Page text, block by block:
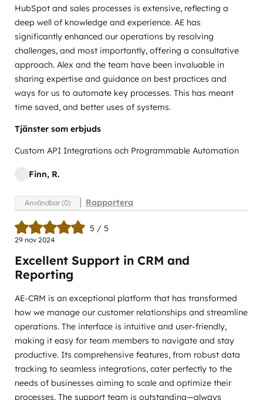
HubSpot and sales processes is extensive, reflecting a
deep well of knowledge and experience. AE has
significantly enhanced our operations by resolving
challenges, and most importantly, offering a consultative
approach. Alex and the team have been invaluable in
sharing expertise and guidance on best practices and
ways for us to automate key processes. This has meant
time saved, and better uses of systems.
Tjänster som erbjuds
Custom API Integrations och Programmable Automation
Finn, R.
Användbar (0) Rapportera
5 / 5
29 nov 2024
Excellent Support in CRM and
Reporting
AE-CRM is an exceptional platform that has transformed
how we manage our customer relationships and streamline
operations. The interface is intuitive and user-friendly,
making it easy for team members to navigate and stay
productive. Its comprehensive features, from robust data
tracking to seamless integrations, cater perfectly to the
needs of businesses aiming to scale and optimize their
processes. The support team is outstanding—always